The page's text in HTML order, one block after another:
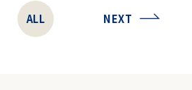
ALL NEXT